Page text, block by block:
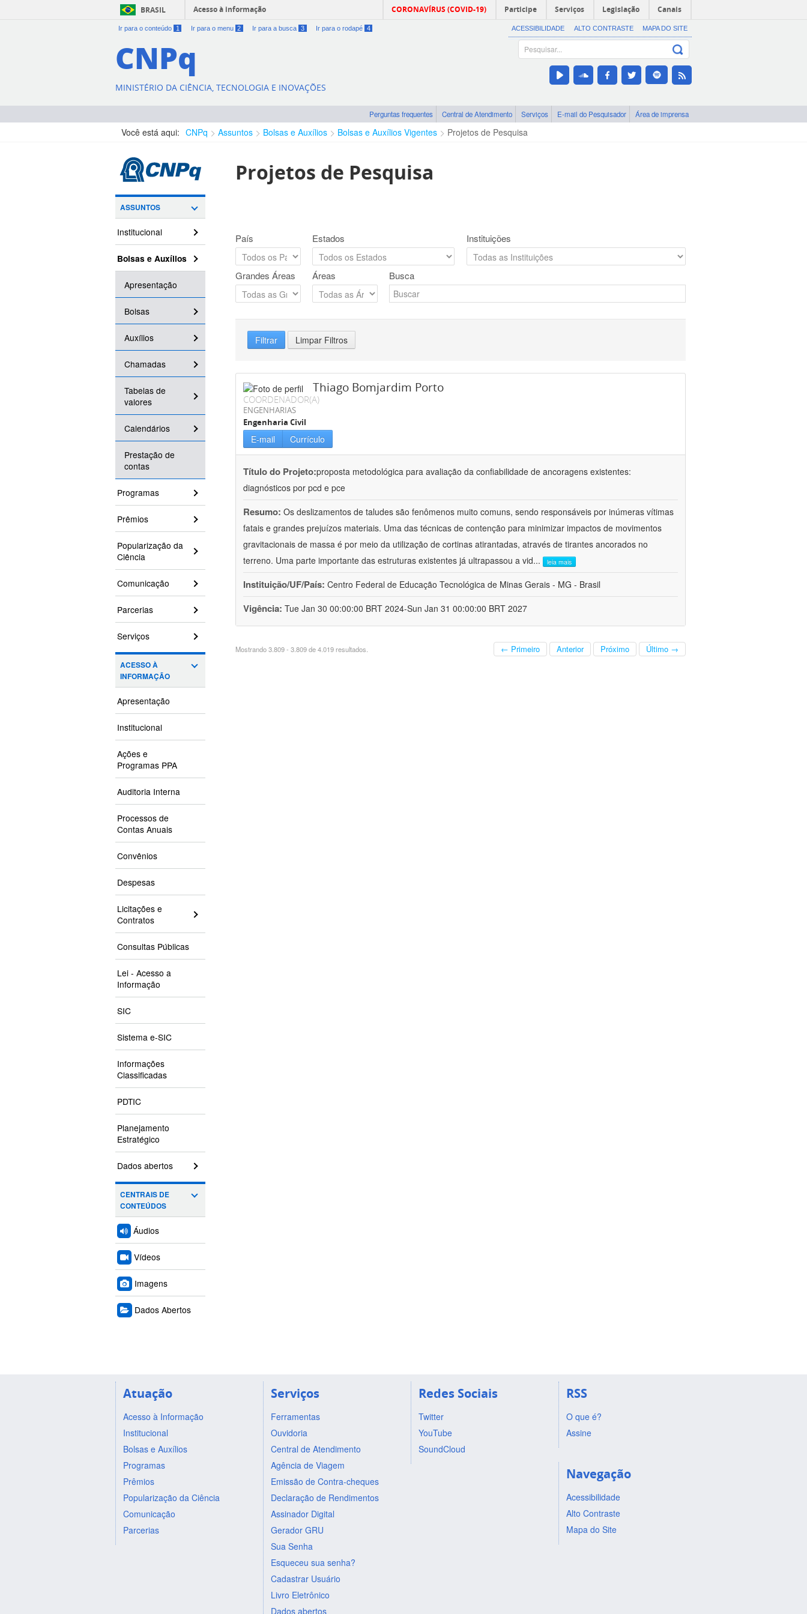
BRASIL Acesso à informação CORONAVÍRUS (COVID-19) Participe Serviços Legislação Canais
Ir para o conteúdo 1 Ir para o menu 2 Ir para a busca 3 Ir para o rodapé 4 ACESSIBILIDADE ALTO CONTRASTE MAPA DO SITE
CNPq
MINISTÉRIO DA CIÊNCIA, TECNOLOGIA E INOVAÇÕES
Perguntas frequentes Central de Atendimento Serviços E-mail do Pesquisador Área de imprensa
Você está aqui: CNPq Assuntos Bolsas e Auxílios Bolsas e Auxílios Vigentes Projetos de Pesquisa
ASSUNTOS
Institucional
Bolsas e Auxílios
Apresentação
Bolsas
Auxílios
Chamadas
Tabelas de
valores
Calendários
Prestação de
contas
Programas
Prêmios
Popularização da
Ciência
Comunicação
Parcerias
Serviços
ACESSO À
INFORMAÇÃO
Apresentação
Institucional
Ações e
Programas PPA
Auditoria Interna
Processos de
Contas Anuais
Convênios
Despesas
Licitações e
Contratos
Consultas Públicas
Lei - Acesso a
Informação
SIC
Sistema e-SIC
Informações
Classificadas
PDTIC
Planejamento
Estratégico
Dados abertos
CENTRAIS DE
CONTEÚDOS
Áudios
Vídeos
Imagens
Dados Abertos
Projetos de Pesquisa
País Estados Instituições
Grandes Áreas Áreas Busca
Filtrar Limpar Filtros
Thiago Bomjardim Porto
COORDENADOR(A)
ENGENHARIAS
Engenharia Civil
E-mail Currículo
Título do Projeto:proposta metodológica para avaliação da confiabilidade de ancoragens existentes:
diagnósticos por pcd e pce
Resumo: Os deslizamentos de taludes são fenômenos muito comuns, sendo responsáveis por inúmeras vítimas
fatais e grandes prejuízos materiais. Uma das técnicas de contenção para minimizar impactos de movimentos
gravitacionais de massa é por meio da utilização de cortinas atirantadas, através de tirantes ancorados no
terreno. Uma parte importante das estruturas existentes já ultrapassou a vid... leia mais
Instituição/UF/País: Centro Federal de Educação Tecnológica de Minas Gerais - MG - Brasil
Vigência: Tue Jan 30 00:00:00 BRT 2024-Sun Jan 31 00:00:00 BRT 2027
Mostrando 3.809 - 3.809 de 4.019 resultados. ← Primeiro Anterior Próximo Último →
Atuação
Acesso à Informação
Institucional
Bolsas e Auxílios
Programas
Prêmios
Popularização da Ciência
Comunicação
Parcerias
Serviços
Ferramentas
Ouvidoria
Central de Atendimento
Agência de Viagem
Emissão de Contra-cheques
Declaração de Rendimentos
Assinador Digital
Gerador GRU
Sua Senha
Esqueceu sua senha?
Cadastrar Usuário
Livro Eletrônico
Dados abertos
Redes Sociais
Twitter
YouTube
SoundCloud
RSS
O que é?
Assine
Navegação
Acessibilidade
Alto Contraste
Mapa do Site